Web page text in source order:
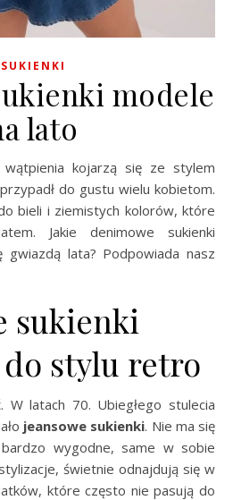
SUKIENKI
modele
lato
kojarzą się ze stylem
do gustu wielu kobietom.
bieli i ziemistych kolorów, które
Jakie denimowe sukienki
lata? Podpowiada nasz
sukienki
stylu retro
W latach 70. Ubiegłego stulecia
jeansowe sukienki. Nie ma się
wygodne, same w sobie
świetnie odnajdują się w
które często nie pasują do